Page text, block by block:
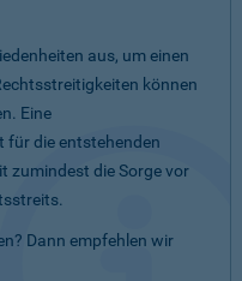
aus, um einen
können
Eine
für die entstehenden
zumindest die Sorge vor
Dann empfehlen wir